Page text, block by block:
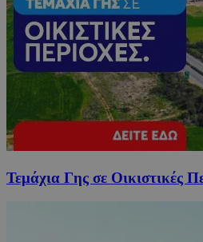
Τεμάχια Γης σε Οικιστικές